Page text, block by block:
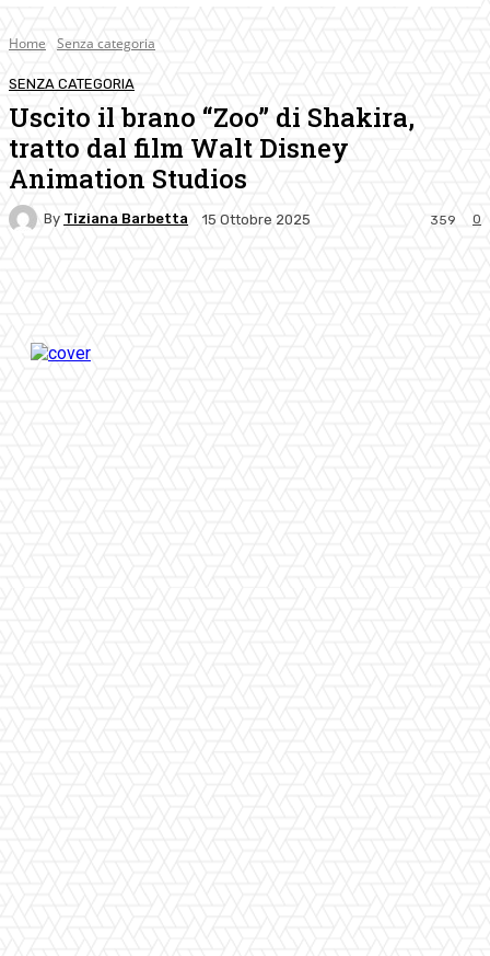
Home Senza categoria
SENZA CATEGORIA
Uscito il brano “Zoo” di Shakira,
tratto dal film Walt Disney
Animation Studios
By Tiziana Barbetta 15 Ottobre 2025 0
359